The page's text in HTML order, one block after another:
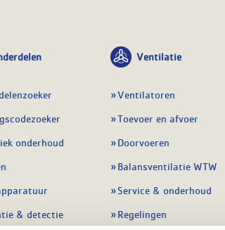
onderhoud
& detectie
Ventilatie
Ventilatoren
Toevoer en afvoer
Doorvoeren
Balansventilatie WTW
Service & onderhoud
Regelingen